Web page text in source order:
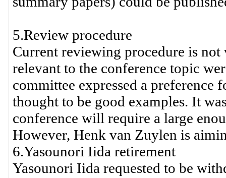
5.Review procedure
Current reviewing procedure is
relevant to the conference topic
committee expressed a preference
thought to be good examples. It
conference will require a large
However, Henk van Zuylen is
6.Yasounori Iida retirement
Yasounori Iida requested to be